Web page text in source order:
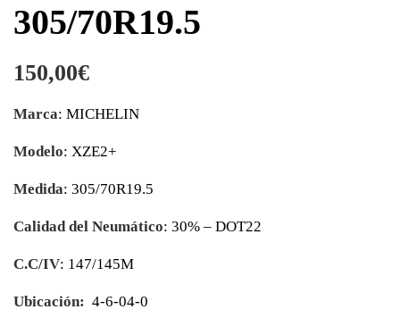
305/70R19.5
150,00€
Marca: MICHELIN
Modelo: XZE2+
Medida: 305/70R19.5
Calidad del Neumático: 30% – DOT22
C.C/IV: 147/145M
Ubicación: 4-6-04-0